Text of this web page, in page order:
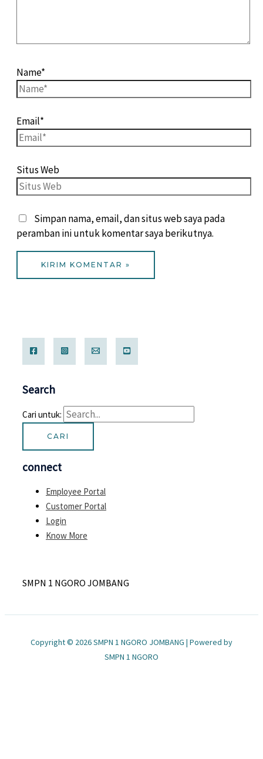
Name*
Email*
Situs Web
Simpan nama, email, dan situs web saya pada
peramban ini untuk komentar saya berikutnya.
Search
Cari untuk:
connect
Employee Portal
Customer Portal
Login
Know More
SMPN 1 NGORO JOMBANG
Copyright © 2026 SMPN 1 NGORO JOMBANG | Powered by
SMPN 1 NGORO